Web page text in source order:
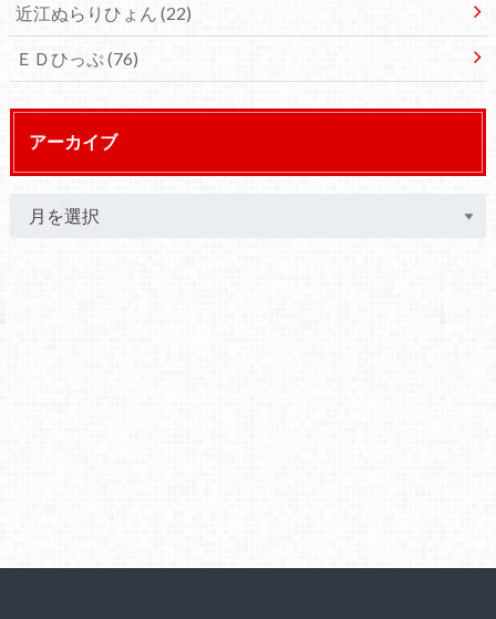
近江ぬらりひょん (22)
ＥＤひっぷ (76)
アーカイブ